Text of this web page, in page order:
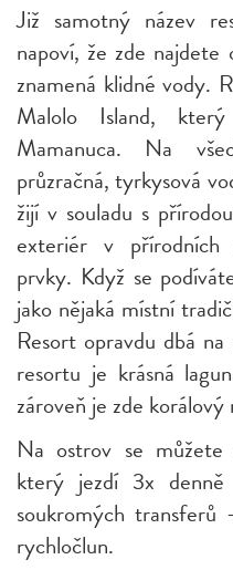
Již samotný název
napoví, že zde
znamená klidné vody.
Malolo Island,
Mamanuca. Na
průzračná, tyrkysová
žijí v souladu s
exteriér v přírodních
prvky. Když se
jako nějaká místní
Resort opravdu dbá
resortu je krásná
zároveň je zde
Na ostrov se můžete
který jezdí 3x
soukromých
rychločlun.